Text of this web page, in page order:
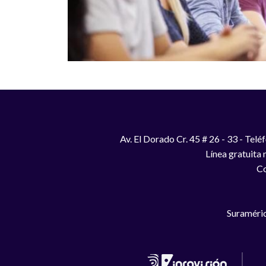
Av. El Dorado Cr. 45 # 26 - 33 -
Línea gratuita